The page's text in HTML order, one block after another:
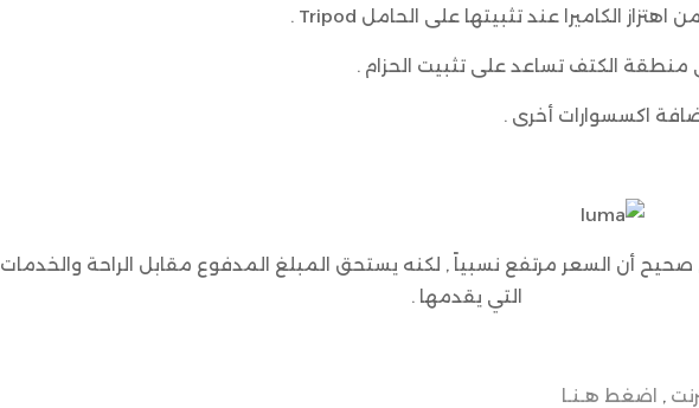
أمريكي , صحيح أن السعر مرتفع نسبياً , لكنه يستحق المبلغ المدفوع مقابل الراحة والخدمات
التي يقدمها .
, اضغط هـنـا